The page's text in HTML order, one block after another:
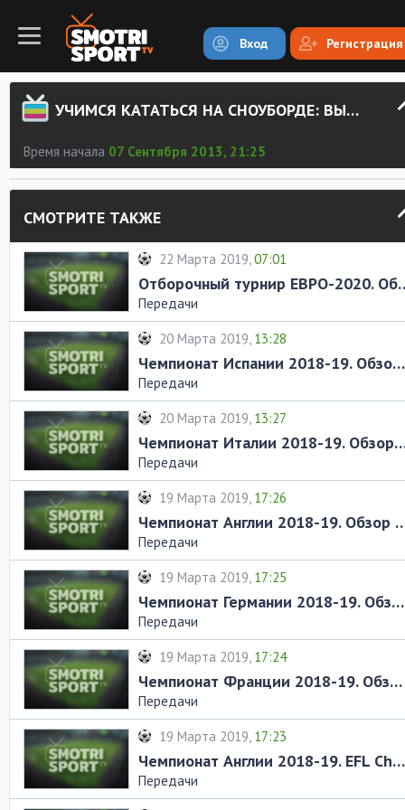
Вход Регистрация
УЧИМСЯ КАТАТЬСЯ НА СНОУБОРДЕ: ВЫБОР СНОУБОРДА. ЧАСТЬ 2
Время начала 07 Сентября 2013, 21:25
СМОТРИТЕ ТАКЖЕ
22 Марта 2019,07:01
Отборочный
Передачи
20 Марта 2019, 13:28
Чемпионат Испании 2018-19. Обзор матчей 28-го тура
Передачи
20 Марта 2019, 13:27
Чемпионат Италии 2018-19.
Передачи
19 Марта 2019, 17:26
Чемпионат Англии 2018-
Передачи
19 Марта 2019, 17:25
Чемпионат Германии 2018-19. Обзор матчей 26-го тура
Передачи
19 Марта 2019, 17:24
Чемпионат Франции 2018-19. Обзор матчей 29-го тура
Передачи
19 Марта 2019, 17:23
Чемпионат Англии 2018-19. EFL Championship. Обзор матчей 37-го тура
Передачи